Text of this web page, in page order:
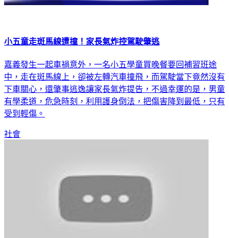
小五童走斑馬線遭撞！家長氣炸控駕駛肇逃
嘉義發生一起車禍意外，一名小五學童買晚餐要回補習班途
中，走在斑馬線上，卻被左轉汽車撞飛，而駕駛當下竟然沒有
下車關心，還肇事逃逸讓家長氣炸提告，不過幸運的是，男童
有學柔道，危急時刻，利用護身倒法，把傷害降到最低，只有
受到輕傷。
社會